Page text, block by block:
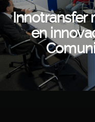
Innotransfer
en